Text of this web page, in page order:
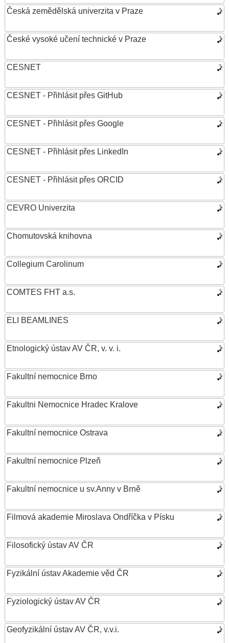
Česká zemědělská univerzita v Praze
České vysoké učení technické v Praze
CESNET
CESNET - Přihlásit přes GitHub
CESNET - Přihlásit přes Google
CESNET - Přihlásit přes LinkedIn
CESNET - Přihlásit přes ORCID
CEVRO Univerzita
Chomutovská knihovna
Collegium Carolinum
COMTES FHT a.s.
ELI BEAMLINES
Etnologický ústav AV ČR, v. v. i.
Fakultní nemocnice Brno
Fakultni Nemocnice Hradec Kralove
Fakultní nemocnice Ostrava
Fakultní nemocnice Plzeň
Fakultní nemocnice u sv.Anny v Brně
Filmová akademie Miroslava Ondříčka v Písku
Filosofický ústav AV ČR
Fyzikální ústav Akademie věd ČR
Fyziologický ústav AV ČR
Geofyzikální ústav AV ČR, v.v.i.